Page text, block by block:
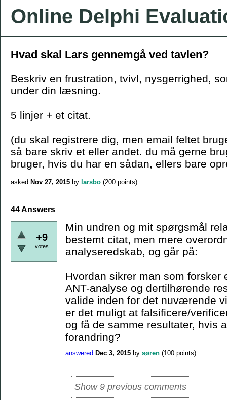
Online Delphi
Hvad skal Lars gennemgå ved tavlen?
Beskriv en frustration, tvivl, nysgerrighed,
under din læsning.
5 linjer + et citat.
(du skal registrere dig, men email feltet
så bare skriv et eller andet. du må gerne
bruger, hvis du har en sådan, ellers bare
asked Nov 27, 2015 by larsbo (200 points)
44 Answers
+9
votes
Min undren og mit spørgsmål
bestemt citat, men mere
analyseredskab, og går på:
Hvordan sikrer man som forsker
ANT-analyse og dertilhørende
valide inden for det nuværende
er det muligt at falsificere/
og få de samme resultater, hvis
forandring?
answered Dec 3, 2015 by søren (100 points)
Show 9 previous comments